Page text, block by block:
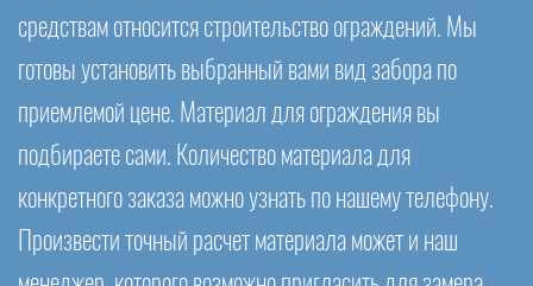
средствам относится строительство ограждений. Мы
готовы установить выбранный вами вид забора по
приемлемой цене. Материал для ограждения вы
подбираете сами. Количество материала для
конкретного заказа можно узнать по нашему телефону.
Произвести точный расчет материала может и наш